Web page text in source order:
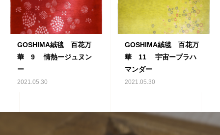
GOSHIMA絨毯 百花万
華 9 情熱ージュヌン
ー
2021.05.30
GOSHIMA絨毯 百花万
華 11 宇宙ープラハ
マンダー
2021.05.30